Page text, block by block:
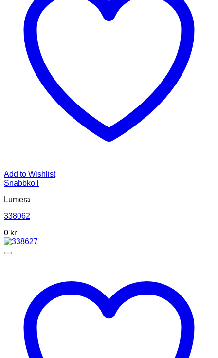
Add to Wishlist
Snabbkoll
Lumera
338062
0 kr